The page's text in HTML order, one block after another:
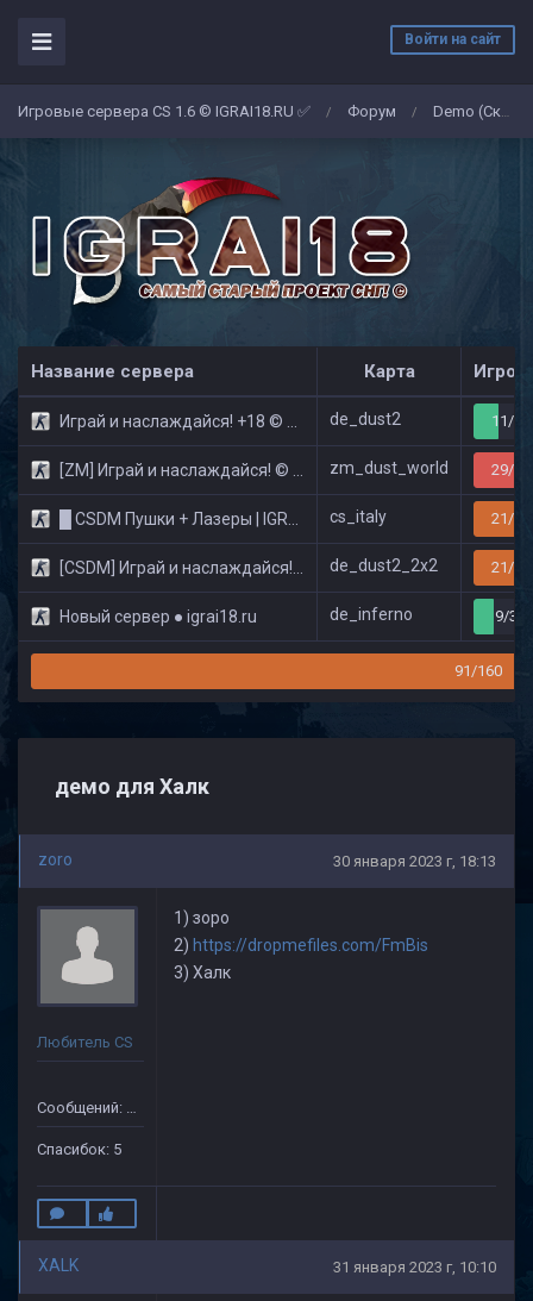
Войти на сайт
Игровые сервера CS 1.6 © IGRAI18.RU ✅ / Форум / Demo (Скриншоты)
Название сервера Карта
Играй и наслаждайся! +18 © Public de_dust2 11/32
[ZM] Играй и наслаждайся! © Zombie Show zm_dust_world 29/32
█ CSDM Пушки + Лазеры | IGRAI18.RU ツ █ cs_italy 21/32
[CSDM] Играй и наслаждайся! © Classic de_dust2_2x2 21/32
Новый сервер ● igrai18.ru de_inferno 9/32
91/160
демо для Халк
zoro 30 января 2023 г, 18:13
Любитель CS
Сообщений: 43
Спасибок: 5
1) зоро
2) https://dropmefiles.com/FmBis
3) Халк
XALK 31 января 2023 г, 10:10